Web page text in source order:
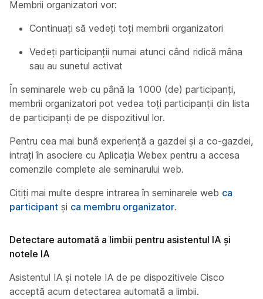
Membrii organizatori vor:
Continuați să vedeți toți membrii organizatori
Vedeți participanții numai atunci când ridică mâna
sau au sunetul activat
În seminarele web cu până la 1000 (de) participanți,
membrii organizatori pot vedea toți participanții din lista
de participanți de pe dispozitivul lor.
Pentru cea mai bună experiență a gazdei și a co-gazdei,
intrați în asociere cu Aplicația Webex pentru a accesa
comenzile complete ale seminarului web.
Citiți mai multe despre intrarea în seminarele web ca
participant și ca membru organizator.
Detectare automată a limbii pentru asistentul IA și
notele IA
Asistentul IA și notele IA de pe dispozitivele Cisco
acceptă acum detectarea automată a limbii.